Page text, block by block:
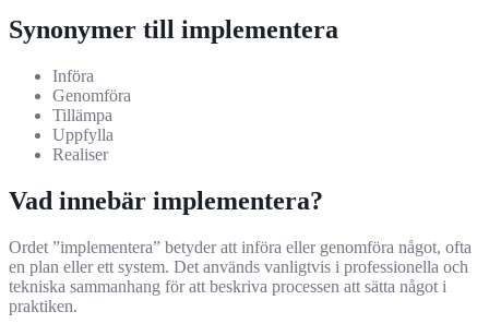
Synonymer till implementera
Införa
Genomföra
Tillämpa
Uppfylla
Realiser
Vad innebär implementera?
Ordet ”implementera” betyder att införa eller genomföra något, ofta
en plan eller ett system. Det används vanligtvis i professionella och
tekniska sammanhang för att beskriva processen att sätta något i
praktiken.